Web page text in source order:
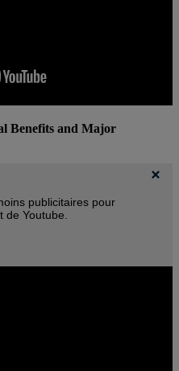
Benefits and Major
publicitaires pour
de Youtube.